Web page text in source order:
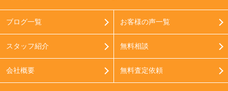
ブログ一覧
スタッフ紹介
会社概要
お客様の声一覧
無料相談
無料査定依頼